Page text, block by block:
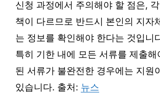
신청 과정에서 주의해야 할 점은,
책이 다르므로 반드시 본인의 지자
는 정보를 확인해야 한다는 것입니
특히 기한 내에 모든 서류를 제출해
된 서류가 불완전한 경우에는 지원
있습니다. 출처: 뉴스